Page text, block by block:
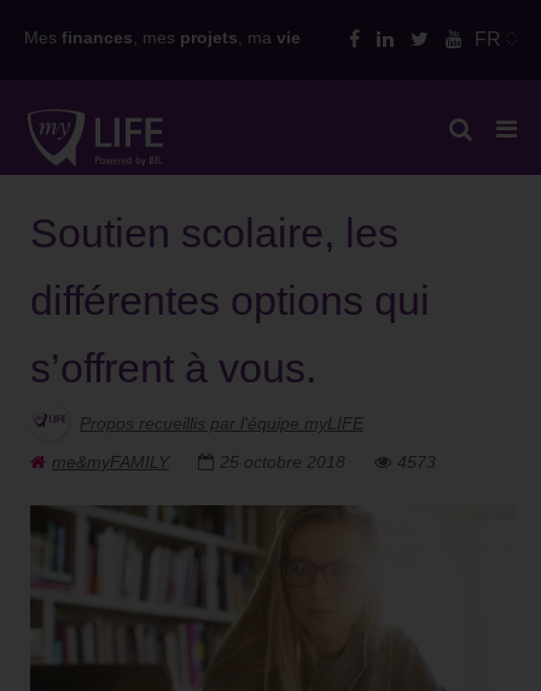
to
Mes finances , mes projets , ma vie FR
Soutien scolaire, les
différentes options qui
s’offrent à vous.
Propos recueillis par l'équipe myLIFE
me&myFAMILY
25 octobre 2018 4573